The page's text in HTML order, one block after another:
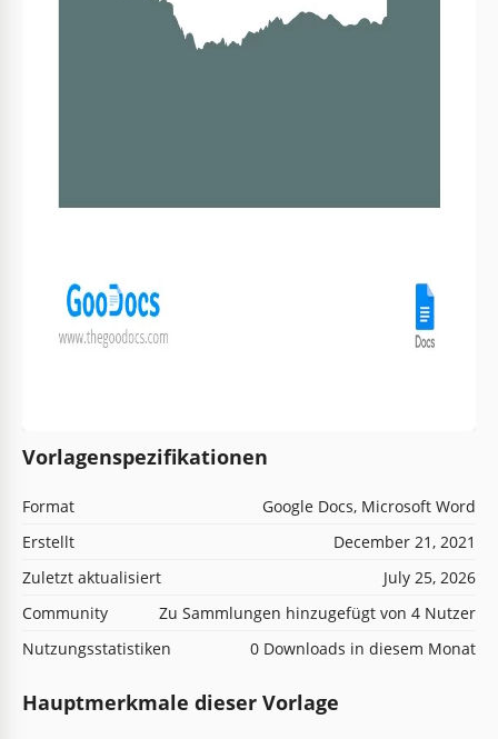
Vorlagenspezifikationen
Format
Google Docs, Microsoft Word
Erstellt
December 21, 2021
Zuletzt aktualisiert
July 25, 2026
Community
Zu Sammlungen hinzugefügt von 4 Nutzer
Nutzungsstatistiken
0 Downloads in diesem Monat
Hauptmerkmale dieser Vorlage